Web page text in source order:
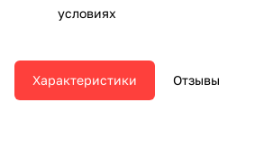
условиях
Характеристики Отзывы